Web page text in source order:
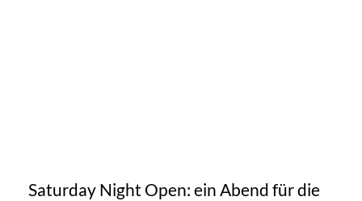
Saturday Night Open: ein Abend für die